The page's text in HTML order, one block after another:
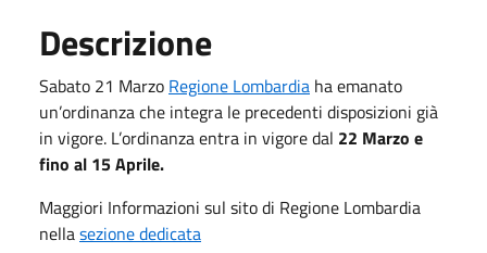
Descrizione
Sabato 21 Marzo Regione Lombardia ha emanato
un’ordinanza che integra le precedenti disposizioni già
in vigore. L’ordinanza entra in vigore dal 22 Marzo e
fino al 15 Aprile.
Maggiori Informazioni sul sito di Regione Lombardia
nellasezione dedicata